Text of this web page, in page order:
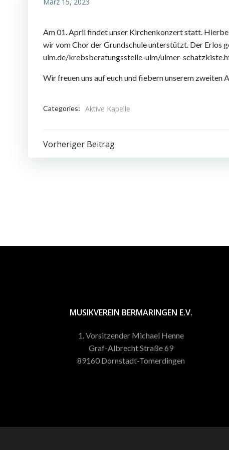
Am 01. April findet unser Kirchenkonzert statt.
wir vom Chor der Grundschule unterstützt. Der
ulm.de/krebsberatungsstelle-ulm/ulmer-
Wir freuen uns auf euch und fiebern unserem zweiten
Categories: Aktive Kapelle
Post
Vorheriger Beitrag
MUSIKVEREIN BERMARINGEN E.V.
1. Vorsitzender Michael Henne
Graf-Albrecht Straße 69
89160 Dornstadt-Tomerdingen